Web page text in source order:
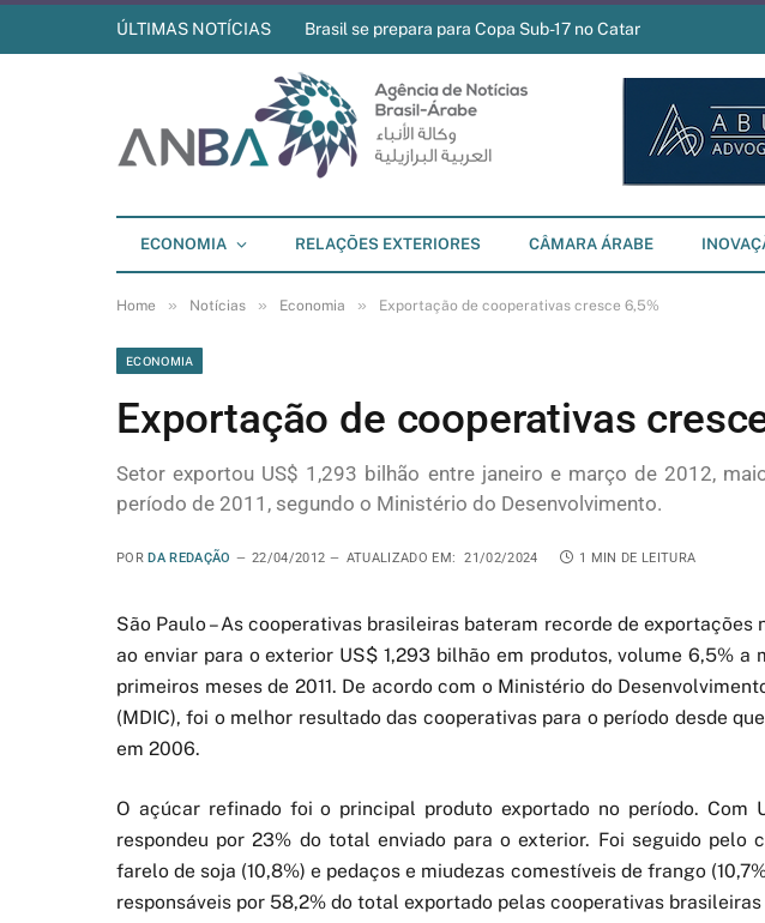
ÚLTIMAS NOTÍCIAS Brasil se prepara para Copa Sub-17 no Catar
ECONOMIA RELAÇÕES EXTERIORES CÂMARA ÁRABE
Home » Notícias » Economia » Exportação de cooperativas cresce 6,5%
ECONOMIA
Exportação de cooperativas
Setor exportou US$ 1,293 bilhão entre janeiro e março de 2012,
período de 2011, segundo o Ministério do Desenvolvimento.
POR DA REDAÇÃO 22/04/2012 ATUALIZADO EM: 21/02/2024 1 MIN DE LEITURA
São Paulo – As cooperativas brasileiras bateram recorde de
ao enviar para o exterior US$ 1,293 bilhão em produtos, volume 6,5% a
primeiros meses de 2011. De acordo com o Ministério do
(MDIC), foi o melhor resultado das cooperativas para o período desde
em 2006.
O açúcar refinado foi o principal produto exportado no período. Com
respondeu por 23% do total enviado para o exterior. Foi seguido pelo
farelo de soja (10,8%) e pedaços e miudezas comestíveis de frango
responsáveis por 58,2% do total exportado pelas cooperativas